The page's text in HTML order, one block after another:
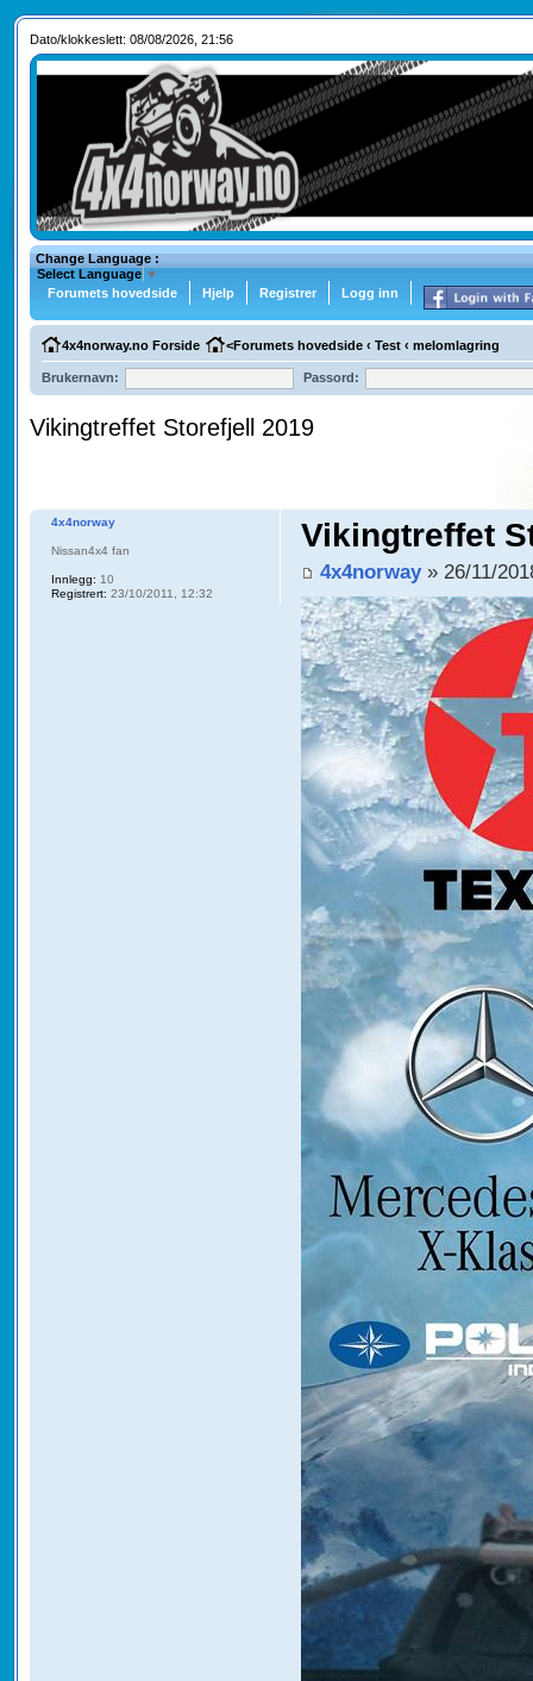
Dato/klokkeslett: 08/08/2026, 21:56
Change Language :
Select Language ▼
Forumets hovedside
Hjelp Registrer Logg inn
4x4norway.no Forside <Forumets hovedside ‹ Test ‹ melomlagring
Brukernavn: Passord:
Vikingtreffet Storefjell 2019
Vikingtreffet
4x4norway» 26/11/
4x4norway
Nissan4x4 fan
Innlegg: 10
Registrert: 23/10/2011, 12:32